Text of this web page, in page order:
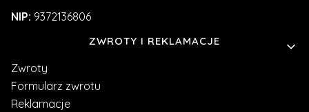
NIP: 9372136806
Linki w stopceZWROTY I REKLAMACJE
Zwroty
Formularz zwrotu
Reklamacje